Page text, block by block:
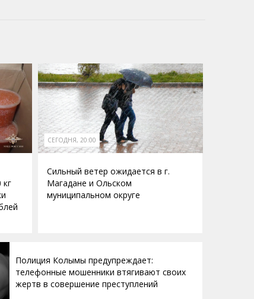
СЕГОДНЯ, 20:00
Сильный ветер ожидается в г.
Магадане и Ольском
муниципальном округе
Полиция Колымы предупреждает:
телефонные мошенники втягивают своих
жертв в совершение преступлений